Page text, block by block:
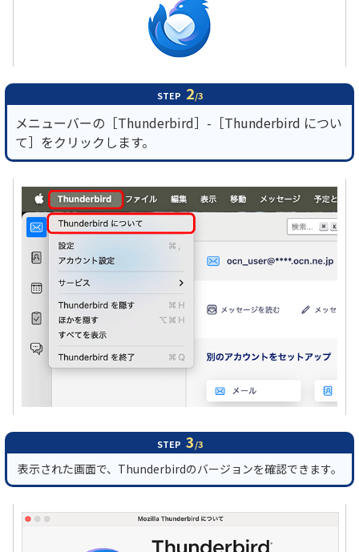
STEP 2/3
メニューバーの［Thunderbird］-［Thunderbird につい
て］をクリックします。
STEP 3/3
表示された画面で、Thunderbirdのバージョンを確認できます。